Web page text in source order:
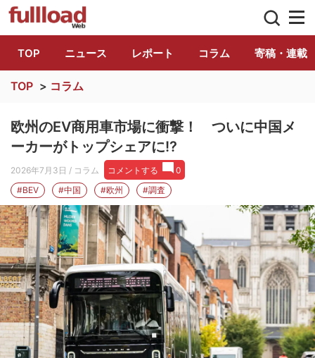
トラック総合情報誌「フルロード」公式
TOP ニュース レポート コラム 寄稿・連載
TOP > コラム
欧州のEV商用車市場に衝撃！ ついに中国メ
ーカーがトップシェアに!?
2026年7月3日 / コラム コメントする
0
#BEV
#中国 #欧州 #調査